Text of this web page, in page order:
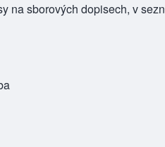
na sborových dopisech, v